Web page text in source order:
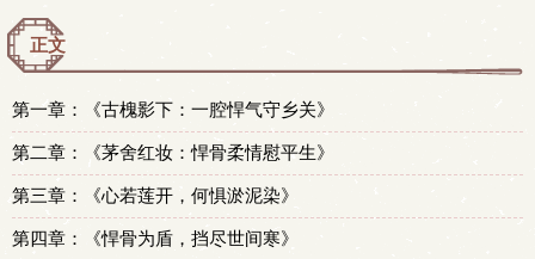
正文
第一章：《古槐影下：一腔悍气守乡关》
第二章：《茅舍红妆：悍骨柔情慰平生》
第三章：《心若莲开，何惧淤泥染》
第四章：《悍骨为盾，挡尽世间寒》